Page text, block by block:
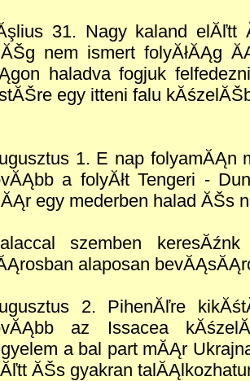
31. Nagy kaland elĂľtt
nem ismert folyĂłĂĄg
haladva fogjuk
egy itteni falu
1. E nap folyamĂĄn
a folyĂłt Tengeri -
egy mederben halad ĂŠs
szemben
alaposan
2. PihenĂľre
az Issacea
a bal part mĂĄr
ĂŠs gyakran